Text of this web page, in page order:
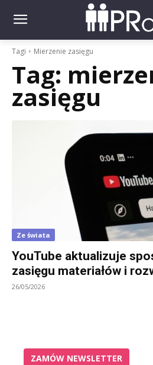
Tagi Mierzenie zasięgu
Tag:
zasięgu
Ze świata
YouTube aktualizuje
zasięgu materiałów i
26/05/2026
ZAMÓW NEWSLETTER